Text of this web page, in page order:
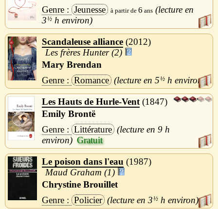
Jeunesse
6
3½ h
Scandaleuse alliance 2012
Les frères Hunter (2)
Mary Brendan
Romance
5½ h
Les Hauts de Hurle-Vent 1847
Emily Brontë
Littérature
9 h
Le poison dans l'eau
1987
Maud Graham (1)
Chrystine Brouillet
Policier
3½ h